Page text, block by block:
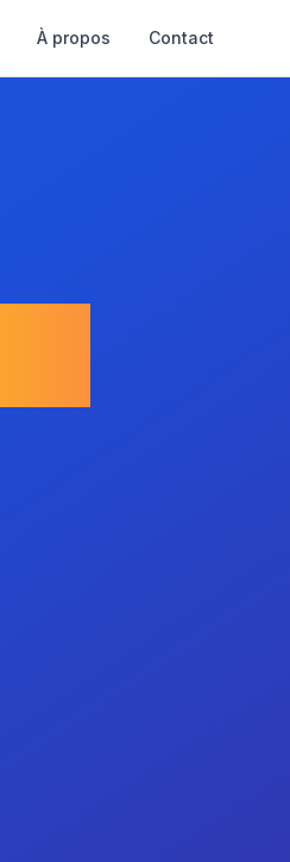
À propos Contact